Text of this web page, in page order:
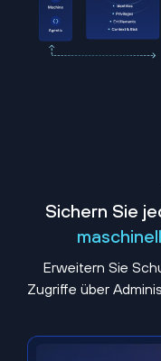
Sichern Sie
Erweitern Sie
Zugriffe über